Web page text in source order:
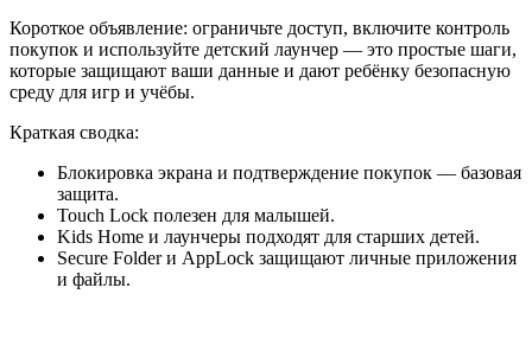
Короткое объявление: ограничьте доступ, включите контроль
покупок и используйте детский лаунчер — это простые шаги,
которые защищают ваши данные и дают ребёнку безопасную
среду для игр и учёбы.
Краткая сводка:
Блокировка экрана и подтверждение покупок — базовая
защита.
Touch Lock полезен для малышей.
Kids Home и лаунчеры подходят для старших детей.
Secure Folder и AppLock защищают личные приложения
и файлы.